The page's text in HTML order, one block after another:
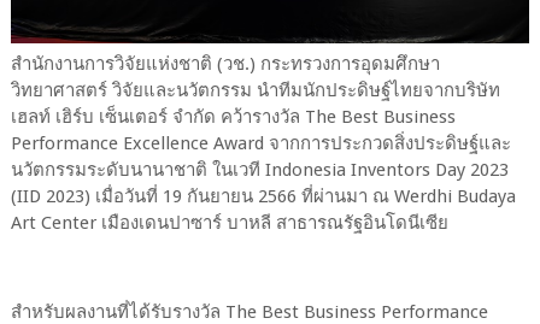
สำนักงานการวิจัยแห่งชาติ (วช.) กระทรวงการอุดมศึกษา
วิทยาศาสตร์ วิจัยและนวัตกรรม นำทีมนักประดิษฐ์ไทยจากบริษัท
เฮลท์ เฮิร์บ เซ็นเตอร์ จำกัด คว้ารางวัล The Best Business
Performance Excellence Award จากการประกวดสิ่งประดิษฐ์และ
นวัตกรรมระดับนานาชาติ ในเวที Indonesia Inventors Day 2023
(IID 2023) เมื่อวันที่ 19 กันยายน 2566 ที่ผ่านมา ณ Werdhi Budaya
Art Center เมืองเดนปาซาร์ บาหลี สาธารณรัฐอินโดนีเซีย
สำหรับผลงานที่ได้รับรางวัล The Best Business Performance